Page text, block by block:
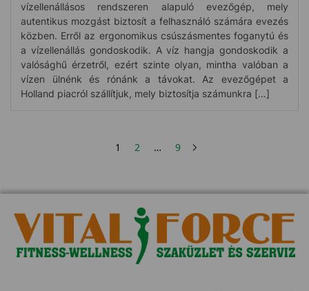
vízellenállásos rendszeren alapuló evezőgép, mely
autentikus mozgást biztosít a felhasználó számára evezés
közben. Erről az ergonomikus csúszásmentes foganytú és
a vízellenállás gondoskodik. A víz hangja gondoskodik a
valósághű érzetről, ezért szinte olyan, mintha valóban a
vízen ülnénk és rónánk a távokat. Az evezőgépet a
Holland piacról szállítjuk, mely biztosítja számunkra […]
1 2 … 9